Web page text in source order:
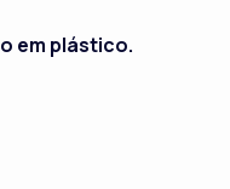
em plástico.